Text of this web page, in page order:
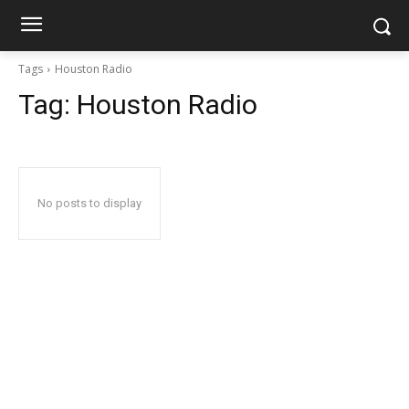
Tags Houston Radio
Tag: Houston Radio
No posts to display